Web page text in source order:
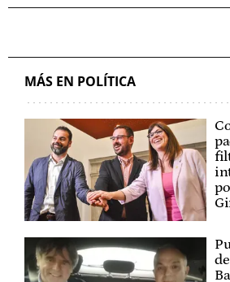
MÁS EN POLÍTICA